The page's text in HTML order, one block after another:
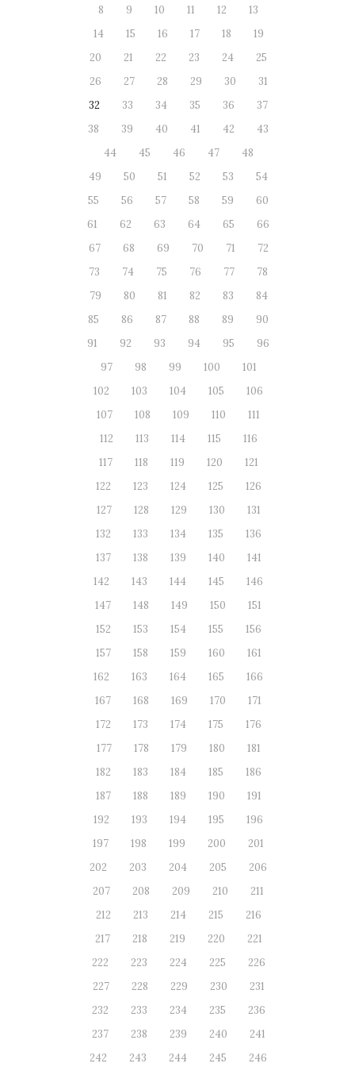
8 9 10 11 12
13
14
15 16 17 18
19
20
21 22 23 24
25
26
27 28 29 30
31
32
33 34 35 36
37
38
39 40 41 42
43
44
45 46 47
48
49
50 51 52 53
54
55
56 57 58 59
60
61
62 63 64 65
66
67
68 69 70 71
72
73
74 75 76 77
78
79
80 81 82 83
84
85
86 87 88 89
90
91
92 93 94 95
96
97
98 99 100
101
102
103 104 105
106
107
108 109 110
111
112
113 114 115
116
117
118 119 120
121
122
123 124 125
126
127
128 129 130
131
132
133 134 135
136
137
138 139 140
141
142
143 144 145
146
147
148 149 150
151
152
153 154 155
156
157
158 159 160
161
162
163 164 165
166
167
168 169 170
171
172
173 174 175
176
177
178 179 180
181
182
183 184 185
186
187
188 189 190
191
192
193 194 195
196
197
198 199 200
201
202
203 204 205
206
207
208 209 210
211
212
213 214 215
216
217
218 219 220
221
222
223 224 225
226
227
228 229 230
231
232
233 234 235
236
237
238 239 240
241
242
243 244 245
246